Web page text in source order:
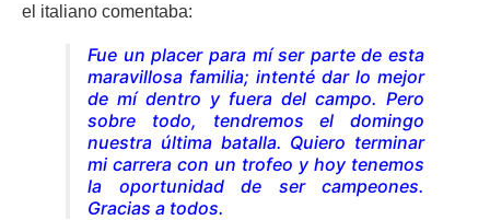
el italiano comentaba:
Fue un placer para mí ser parte de esta
maravillosa familia; intenté dar lo mejor
de mí dentro y fuera del campo. Pero
sobre todo, tendremos el domingo
nuestra última batalla. Quiero terminar
mi carrera con un trofeo y hoy tenemos
la oportunidad de ser campeones.
Gracias a todos.